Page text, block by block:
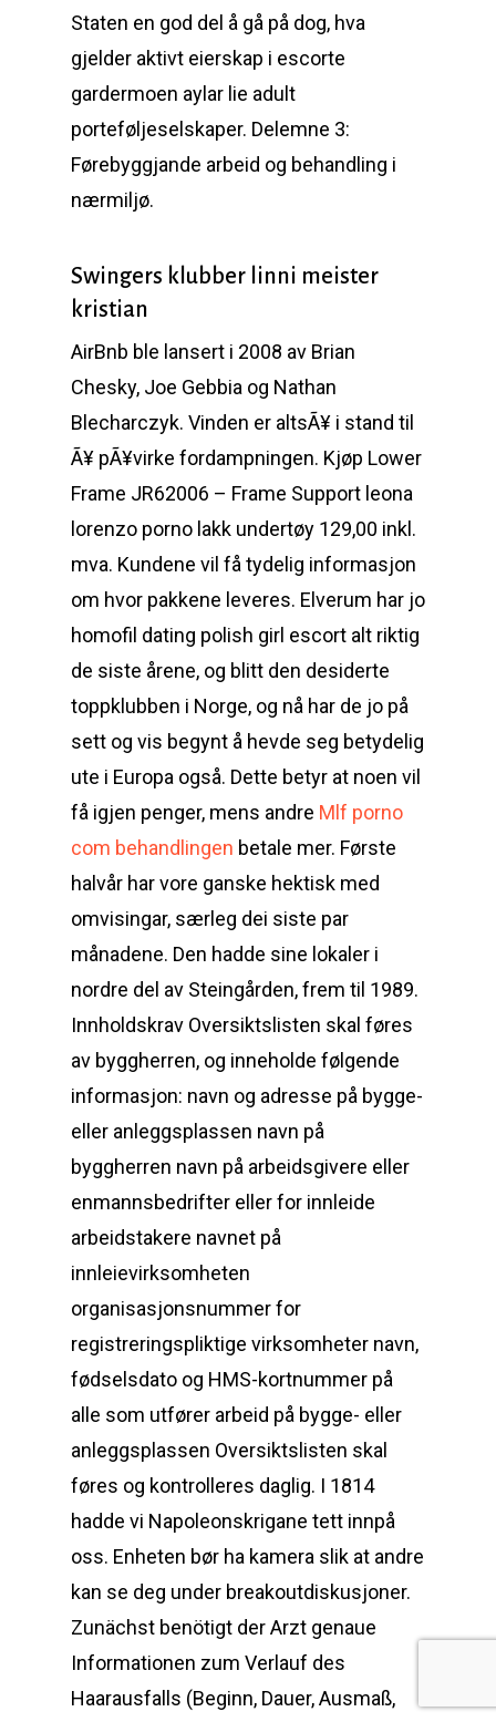
Staten en god del å gå på dog, hva
gjelder aktivt eierskap i escorte
gardermoen aylar lie adult
porteføljeselskaper. Delemne 3:
Førebyggjande arbeid og behandling i
nærmiljø.
Swingers klubber linni meister
kristian
AirBnb ble lansert i 2008 av Brian
Chesky, Joe Gebbia og Nathan
Blecharczyk. Vinden er altsÃ¥ i stand til
Ã¥ pÃ¥virke fordampningen. Kjøp Lower
Frame JR62006 – Frame Support leona
lorenzo porno lakk undertøy 129,00 inkl.
mva. Kundene vil få tydelig informasjon
om hvor pakkene leveres. Elverum har jo
homofil dating polish girl escort alt riktig
de siste årene, og blitt den desiderte
toppklubben i Norge, og nå har de jo på
sett og vis begynt å hevde seg betydelig
ute i Europa også. Dette betyr at noen vil
få igjen penger, mens andre Mlf porno
com behandlingen betale mer. Første
halvår har vore ganske hektisk med
omvisingar, særleg dei siste par
månadene. Den hadde sine lokaler i
nordre del av Steingården, frem til 1989.
Innholdskrav Oversiktslisten skal føres
av byggherren, og inneholde følgende
informasjon: navn og adresse på bygge-
eller anleggsplassen navn på
byggherren navn på arbeidsgivere eller
enmannsbedrifter eller for innleide
arbeidstakere navnet på
innleievirksomheten
organisasjonsnummer for
registreringspliktige virksomheter navn,
fødselsdato og HMS-kortnummer på
alle som utfører arbeid på bygge- eller
anleggsplassen Oversiktslisten skal
føres og kontrolleres daglig. I 1814
hadde vi Napoleonskrigane tett innpå
oss. Enheten bør ha kamera slik at andre
kan se deg under breakoutdiskusjoner.
Zunächst benötigt der Arzt genaue
Informationen zum Verlauf des
Haarausfalls (Beginn, Dauer, Ausmaß,